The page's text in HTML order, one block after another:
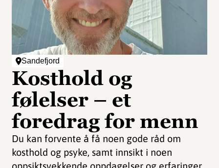
Sandefjord
Kosthold og
følelser – et
foredrag for menn
Du kan forvente å få noen gode råd om
kosthold og psyke, samt innsikt i noen